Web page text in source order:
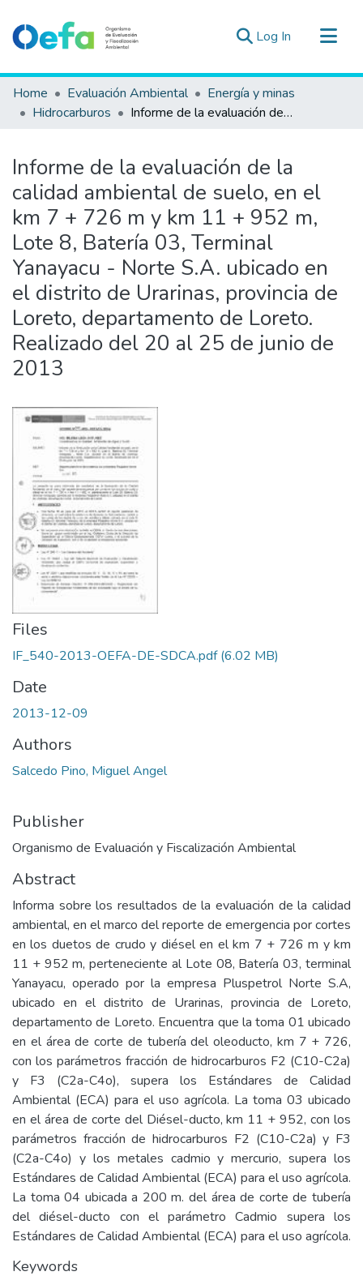
Log In (current)
Communities & Collections
All of DSpace
Estad. Externas
Guias ▾
Home Evaluación Ambiental
Energía y minas
Hidrocarburos
Informe de la evaluación de la calidad ambiental de suelo, en el km 7 + 726 m y km 11 + 952 m, Lote 8, Batería 03, Terminal Yanayacu - Norte S.A. ubicado en el distrito de Urarinas, provincia de Loreto, departamento de Loreto. Realizado del 20 al 25 de junio de 2013
Informe de la evaluación de la
calidad ambiental de suelo, en el
km 7 + 726 m y km 11 + 952 m,
Lote 8, Batería 03, Terminal
Yanayacu - Norte S.A. ubicado en
el distrito de Urarinas, provincia de
Loreto, departamento de Loreto.
Realizado del 20 al 25 de junio de
2013
Files
IF_540-2013-OEFA-DE-SDCA.pdf(6.02 MB)
Date
2013-12-09
Authors
Salcedo Pino, Miguel Angel
Publisher
Organismo de Evaluación y Fiscalización Ambiental
Abstract
Informa sobre los resultados de la evaluación de la calidad
ambiental, en el marco del reporte de emergencia por cortes
en los duetos de crudo y diésel en el km 7 + 726 m y km
11 + 952 m, perteneciente al Lote 08, Batería 03, terminal
Yanayacu, operado por la empresa Pluspetrol Norte S.A,
ubicado en el distrito de Urarinas, provincia de Loreto,
departamento de Loreto. Encuentra que la toma 01 ubicado
en el área de corte de tubería del oleoducto, km 7 + 726,
con los parámetros fracción de hidrocarburos F2 (C10-C2a)
y F3 (C2a-C4o), supera los Estándares de Calidad
Ambiental (ECA) para el uso agrícola. La toma 03 ubicado
en el área de corte del Diésel-ducto, km 11 + 952, con los
parámetros fracción de hidrocarburos F2 (C10-C2a) y F3
(C2a-C4o) y los metales cadmio y mercurio, supera los
Estándares de Calidad Ambiental (ECA) para el uso agrícola.
La toma 04 ubicada a 200 m. del área de corte de tubería
del diésel-ducto con el parámetro Cadmio supera los
Estándares de Calidad Ambiental (ECA) para el uso agrícola.
Keywords